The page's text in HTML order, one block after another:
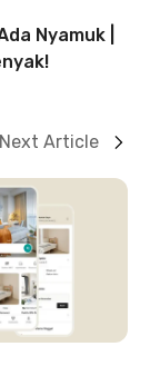
Nyamuk |
Next Article